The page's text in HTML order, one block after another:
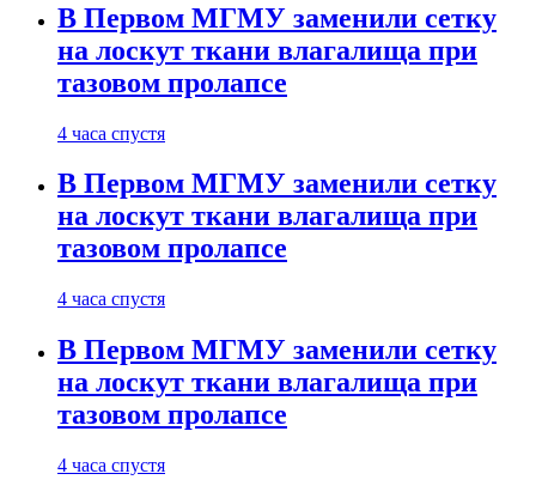
В Первом МГМУ заменили сетку
на лоскут ткани влагалища при
тазовом пролапсе
4 часа спустя
В Первом МГМУ заменили сетку
на лоскут ткани влагалища при
тазовом пролапсе
4 часа спустя
В Первом МГМУ заменили сетку
на лоскут ткани влагалища при
тазовом пролапсе
4 часа спустя